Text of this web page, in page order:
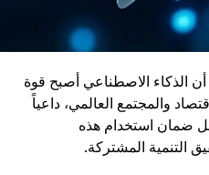
الذكاء الاصطناعي أصبح قوة
والمجتمع العالمي، داعياً
ضمان استخدام هذه
التنمية المشتركة.